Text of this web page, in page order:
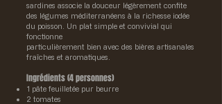
sardines associe la douceur légèrement confite
des légumes méditerranéens à la richesse iodée
du poisson. Un plat simple et convivial qui
fonctionne
particulièrement bien avec des bières artisanales
fraîches et aromatiques.
Ingrédients (4 personnes)
1 pâte feuilletée pur beurre
2 tomates